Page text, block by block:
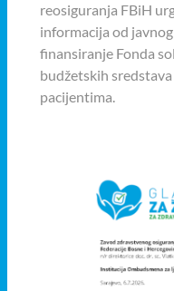
reosiguranja FBiH
informacija od
finansiranje Fonda
budžetskih
pacijentima.